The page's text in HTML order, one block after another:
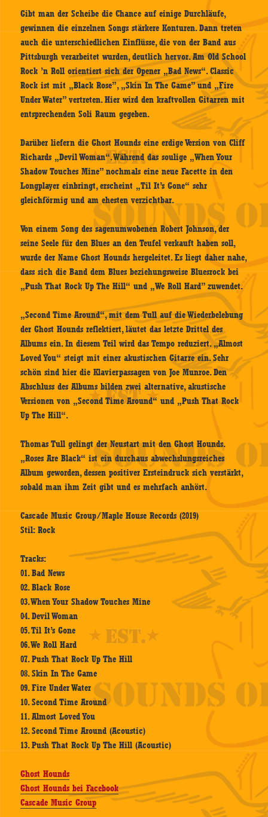
Gibt man der Scheibe die Chance auf einige Durchläufe,
gewinnen die einzelnen Songs stärkere Konturen. Dann treten
auch die unterschiedlichen Einflüsse, die von der Band aus
Pittsburgh verarbeitet wurden, deutlich hervor. Am Old School
Rock ’n Roll orientiert sich der Opener „Bad News“. Classic
Rock ist mit „Black Rose”, „Skin In The Game” und „Fire
Under Water” vertreten. Hier wird den kraftvollen Gitarren mit
entsprechenden Soli Raum gegeben.
Darüber liefern die Ghost Hounds eine erdige Version von Cliff
Richards „Devil Woman“. Während das soulige „When Your
Shadow Touches Mine” nochmals eine neue Facette in den
Longplayer einbringt, erscheint „Til It’s Gone“ sehr
gleichförmig und am ehesten verzichtbar.
Von einem Song des sagenumwobenen Robert Johnson, der
seine Seele für den Blues an den Teufel verkauft haben soll,
wurde der Name Ghost Hounds hergeleitet. Es liegt daher nahe,
dass sich die Band dem Blues beziehungsweise Bluesrock bei
„Push That Rock Up The Hill“ und „We Roll Hard” zuwendet.
„Second Time Around“, mit dem Tull auf die Wiederbelebung
der Ghost Hounds reflektiert, läutet das letzte Drittel des
Albums ein. In diesem Teil wird das Tempo reduziert. „Almost
Loved You“ steigt mit einer akustischen Gitarre ein. Sehr
schön sind hier die Klavierpassagen von Joe Munroe. Den
Abschluss des Albums bilden zwei alternative, akustische
Versionen von „Second Time Around“ und „Push That Rock
Up The Hill“.
Thomas Tull gelingt der Neustart mit den Ghost Hounds.
„Roses Are Black“ ist ein durchaus abwechslungsreiches
Album geworden, dessen positiver Ersteindruck sich verstärkt,
sobald man ihm Zeit gibt und es mehrfach anhört.
Cascade Music Group/Maple House Records (2019)
Stil: Rock
Tracks:
01. Bad News
02. Black Rose
03. When Your Shadow Touches Mine
04. Devil Woman
05. Til It’s Gone
06. We Roll Hard
07. Push That Rock Up The Hill
08. Skin In The Game
09. Fire Under Water
10. Second Time Around
11. Almost Loved You
12. Second Time Around (Acoustic)
13. Push That Rock Up The Hill (Acoustic)
Ghost Hounds
Ghost Hounds bei Facebook
Cascade Music Group